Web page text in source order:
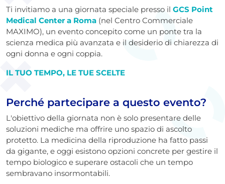
Ti invitiamo a una giornata speciale presso il GCS Point
Medical Center a Roma (nel Centro Commerciale
MAXIMO), un evento concepito come un ponte tra la
scienza medica più avanzata e il desiderio di chiarezza di
ogni donna e ogni coppia.
IL TUO TEMPO, LE TUE SCELTE
Perché partecipare a questo evento?
L'obiettivo della giornata non è solo presentare delle
soluzioni mediche ma offrire uno spazio di ascolto
protetto. La medicina della riproduzione ha fatto passi
da gigante, e oggi esistono opzioni concrete per gestire il
tempo biologico e superare ostacoli che un tempo
sembravano insormontabili.